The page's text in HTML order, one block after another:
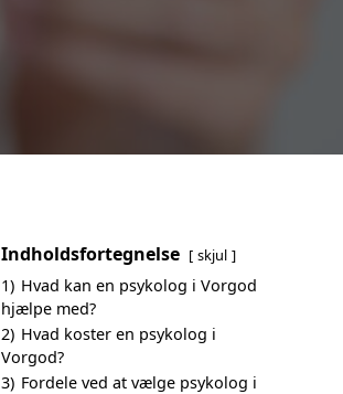
Indholdsfortegnelse skjul
1) Hvad kan en psykolog i Vorgod
hjælpe med?
2) Hvad koster en psykolog i
Vorgod?
3) Fordele ved at vælge psykolog i